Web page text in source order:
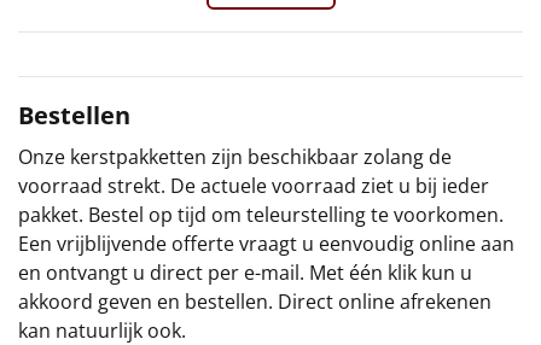
Sinterklaaspakketten
Particulier
Kerstgeschenken 2026
Relatiegeschenken
Cadeaubon
Per stuk
Bestellen
Onze kerstpakketten zijn beschikbaar zolang de
voorraad strekt. De actuele voorraad ziet u bij ieder
pakket. Bestel op tijd om teleurstelling te voorkomen.
Een vrijblijvende offerte vraagt u eenvoudig online aan
en ontvangt u direct per e-mail. Met één klik kun u
akkoord geven en bestellen. Direct online afrekenen
kan natuurlijk ook.